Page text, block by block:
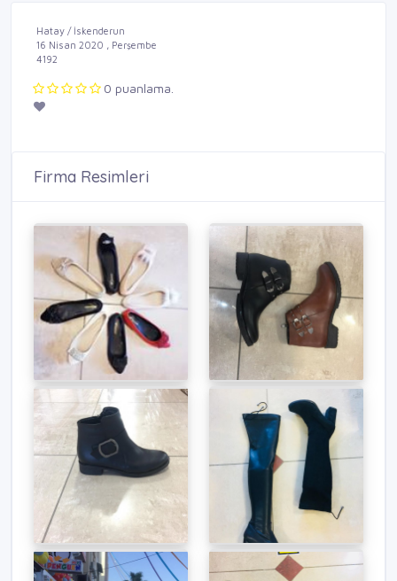
Hatay / İskenderun
16 Nisan 2020 , Perşembe
4192
0 puanlama.
Firma Resimleri